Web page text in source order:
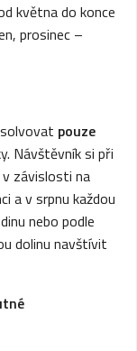
května do konce
prosinec –
pouze
Návštěvník si při
závislosti na
a v srpnu každou
nebo podle
dolinu navštívit